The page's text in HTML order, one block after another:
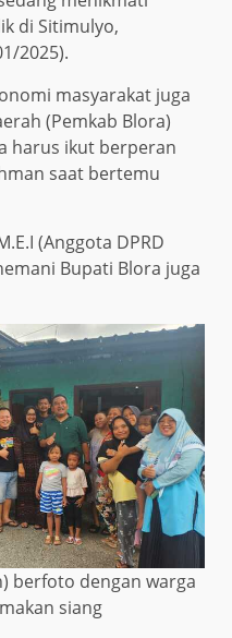
di Sitimulyo,
2025).
masyarakat juga
(Pemkab Blora)
harus ikut berperan
saat bertemu
(Anggota DPRD
Bupati Blora juga
berfoto dengan warga
siang